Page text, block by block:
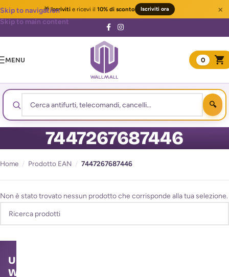
🎁Iscrivitie ricevi il 10% di sconto Iscriviti ora ×
Skip to navigation
Skip to main content
MENU 0
7447267687446
Home / Prodotto EAN / 7447267687446
Non è stato trovato nessun prodotto che corrisponde alla tua selezione.
Unisciti alla community
WallMall